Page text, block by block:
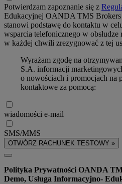
Potwierdzam zapoznanie się z
Edukacyjnej OANDA TMS Brokers
stanowi podstawę do kontaktu w
wsparcia telefonicznego w
w każdej chwili zrezygnować z tej
Wyrażam zgodę na
S.A. informacji
o nowościach i promocjach na
kontaktowe za pomocą:
wiadomości e-mail
SMS/MMS
OTWÓRZ RACHUNEK TESTOWY »
Polityka Prywatności OANDA
Demo, Usługa Informacyjno-